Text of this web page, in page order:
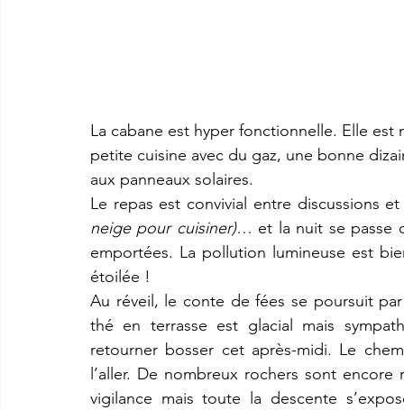
La cabane est hyper fonctionnelle. Elle
petite cuisine avec du gaz, une bonne
aux panneaux solaires.
Le repas est convivial entre discussions
neige pour cuisiner)… et la nuit se passe
emportées. La pollution lumineuse est
étoilée !
Au réveil, le conte de fées se poursuit
thé en terrasse est glacial mais
retourner bosser cet après-midi. Le
l’aller. De nombreux rochers sont
vigilance mais toute la descente